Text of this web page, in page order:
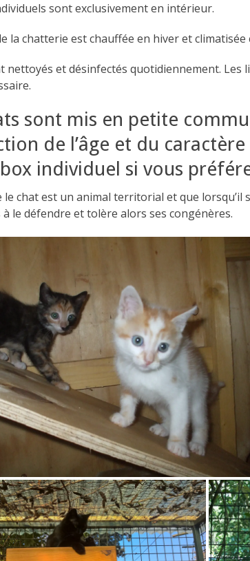
sont exclusivement en intérieur.
la chatterie est chauffée en hiver et climatisée
nettoyés et désinfectés quotidiennement.
sont mis en petite
de l’âge et du
individuel si vous
le chat est un animal territorial et que
à le défendre et tolère alors ses congénères.